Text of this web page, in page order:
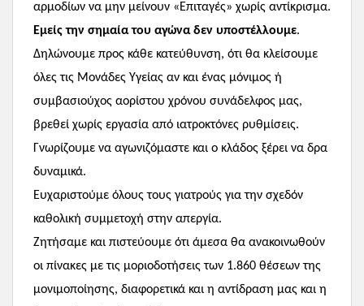
αρμοδίων να μην μείνουν «Επιταγές» χωρίς αντίκρισμα.
Εμείς την σημαία του αγώνα δεν υποστέλλουμε.
Δηλώνουμε προς κάθε κατεύθυνση, ότι θα κλείσουμε
όλες τις Μονάδες Υγείας αν και ένας μόνιμος ή
συμβασιούχος αορίστου χρόνου συνάδελφος μας,
βρεθεί χωρίς εργασία από ιατροκτόνες ρυθμίσεις.
Γνωρίζουμε να αγωνιζόμαστε και ο κλάδος ξέρει να δρα
δυναμικά.
Ευχαριστούμε όλους τους γιατρούς για την σχεδόν
καθολική συμμετοχή στην απεργία.
Ζητήσαμε και πιστεύουμε ότι άμεσα θα ανακοινωθούν
οι πίνακες με τις μοριοδοτήσεις των 1.860 θέσεων της
μονιμοποίησης, διαφορετικά και η αντίδραση μας και η